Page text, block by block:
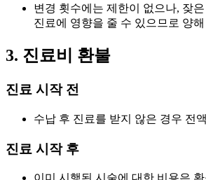
변경 횟수에는 제한이 없으나, 잦
진료에 영향을 줄 수 있으므로 양
3. 진료비 환불
진료 시작 전
수납 후 진료를 받지 않은 경우 전
진료 시작 후